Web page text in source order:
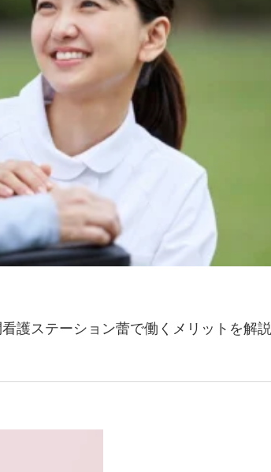
護ステーション蕾で働くメリットを解説